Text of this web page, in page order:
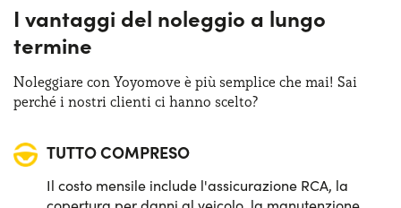
Alimentazione:Diesel
Cambio: Automatico
Posti auto:5
Potenza:116 CV
Altezza: 165 cm
Bagagliaio (max):
Bagagliaio (min): 560 lt
I vantaggi del noleggio a lungo
termine
Noleggiare con Yoyomove è più semplice che mai! Sai
perché i nostri clienti ci hanno scelto?
TUTTO COMPRESO
Il costo mensile include l'assicurazione RCA, la